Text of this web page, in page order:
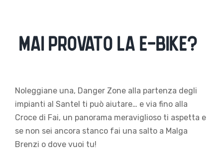
MAI PROVATO LA E-BIKE?
Noleggiane una, Danger Zone alla partenza degli
impianti al Santel ti può aiutare… e via fino alla
Croce di Fai, un panorama meraviglioso ti aspetta e
se non sei ancora stanco fai una salto a Malga
Brenzi o dove vuoi tu!